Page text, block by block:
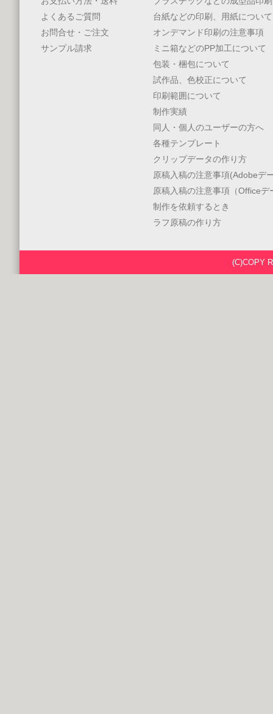
よくあるご質問
お問合せ・ご注文
サンプル請求
台紙などの印刷、用紙について
オンデマンド印刷の注意事項
ミニ箱などのPP加工について
包装・梱包について
試作品、色校正について
印刷範囲について
制作実績
同人・個人のユーザーの方へ
各種テンプレート
クリップデータの作り方
原稿入稿の注意事項(Adobeデ
原稿入稿の注意事項（Officeデ
制作を依頼するとき
ラフ原稿の作り方
(C)COPY